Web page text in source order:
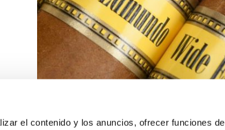
el contenido y los anuncios, ofrecer funciones de